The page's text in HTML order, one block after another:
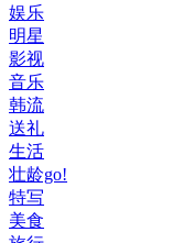
娱乐
明星
影视
音乐
韩流
送礼
生活
壮龄go!
特写
美食